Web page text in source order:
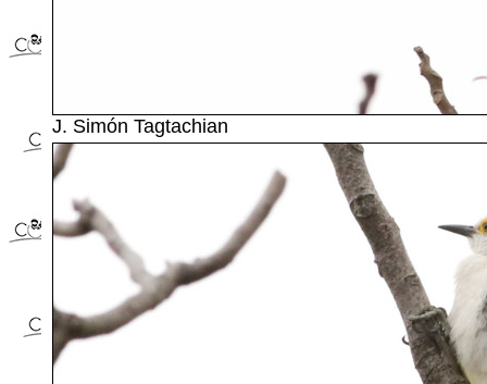
J. Simón Tagtachian